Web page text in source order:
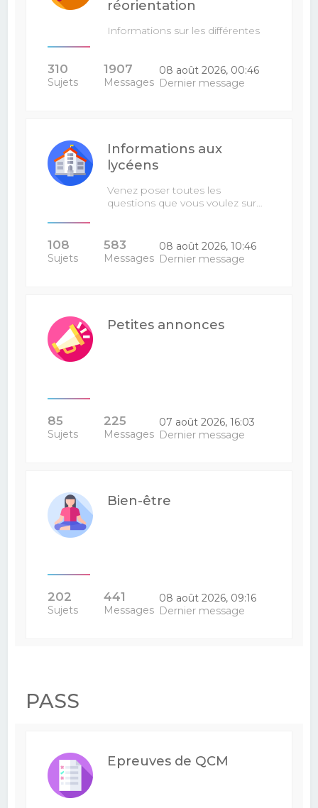
réorientation
Informations sur les différentes
310
Sujets
1907
Messages
08 août 2026, 00:46
Dernier message
Informations aux
lycéens
Venez poser toutes les
questions que vous voulez sur…
108
Sujets
583
Messages
08 août 2026, 10:46
Dernier message
Petites annonces
85
Sujets
225
Messages
07 août 2026, 16:03
Dernier message
Bien-être
202
Sujets
441
Messages
08 août 2026, 09:16
Dernier message
PASS
Epreuves de QCM